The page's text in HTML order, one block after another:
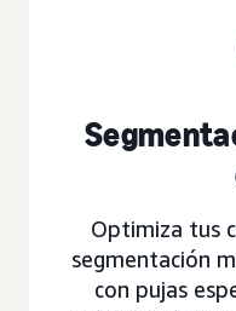
Optimiza tus
segmentación
con pujas